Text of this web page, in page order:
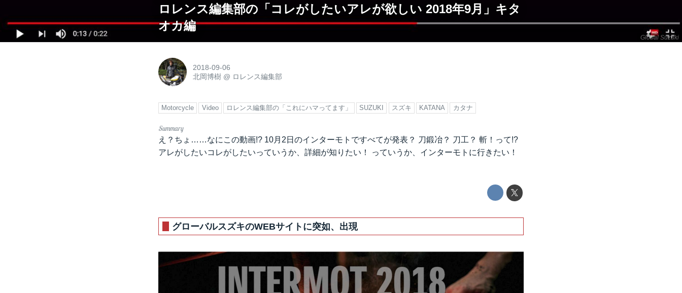
Global Suzuki
ロレンス編集部の「コレがしたいアレが欲しい 2018年9月」キタ
オカ編
2018-09-06
北岡博樹 @ ロレンス編集部
Motorcycle Video ロレンス編集部の「これにハマってます」 SUZUKI スズキ KATANA カタナ
え？ちょ……なにこの動画!? 10月2日のインターモトですべてが発表？ 刀鍛冶？ 刀工？ 斬！って!?
アレがしたいコレがしたいっていうか、詳細が知りたい！ っていうか、インターモトに行きたい！
グローバルスズキのWEBサイトに突如、出現